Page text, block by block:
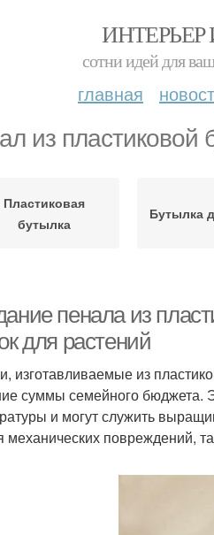
ИНТЕРЬЕР
сотни идей для
главная
из пластиковой
Пластиковая
бутылка
Бутылка
пенала из
для растений
изготавливаемые из
суммы семейного бюджета.
и могут служить
механических повреждений,